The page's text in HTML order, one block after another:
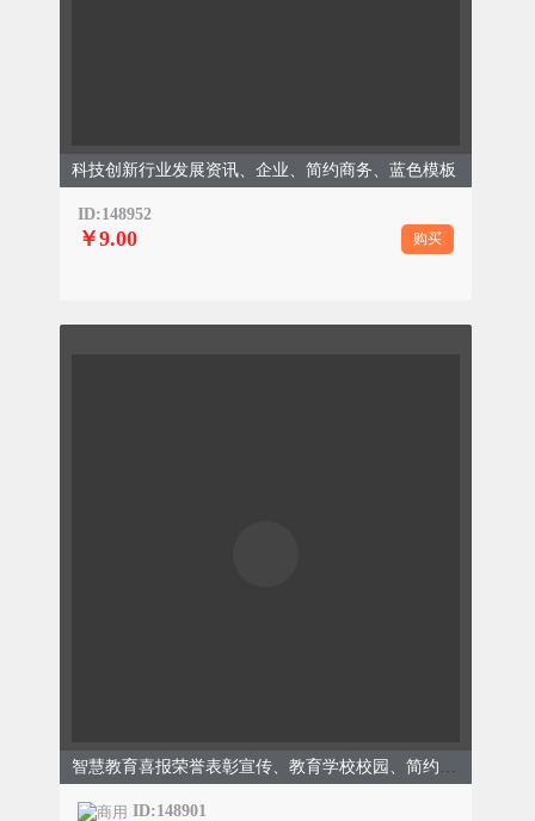
科技创新行业发展资讯、企业、简约商务、蓝色模板
ID:148952
￥9.00 购买
ID:148901